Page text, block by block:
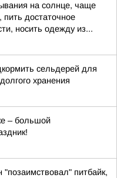
на солнце, чаще
пить достаточное
носить одежду из...
сельдерей для
хранения
– большой
питбайк,